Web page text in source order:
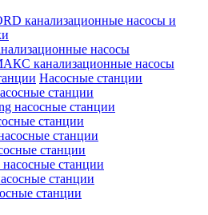
канализационные насосы и
насосы
канализационные насосы
Насосные станции
станции
насосные станции
станции
станции
станции
станции
станции
станции